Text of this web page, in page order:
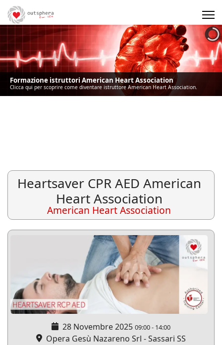
Formazione istruttori American Heart Association
Clicca qui per scoprire come diventare istruttore American Heart Association.
Heartsaver CPR AED American
Heart Association
American Heart Association
28 Novembre 2025 09:00- 14:00
Opera Gesù Nazareno Srl - Sassari SS